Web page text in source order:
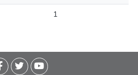
1